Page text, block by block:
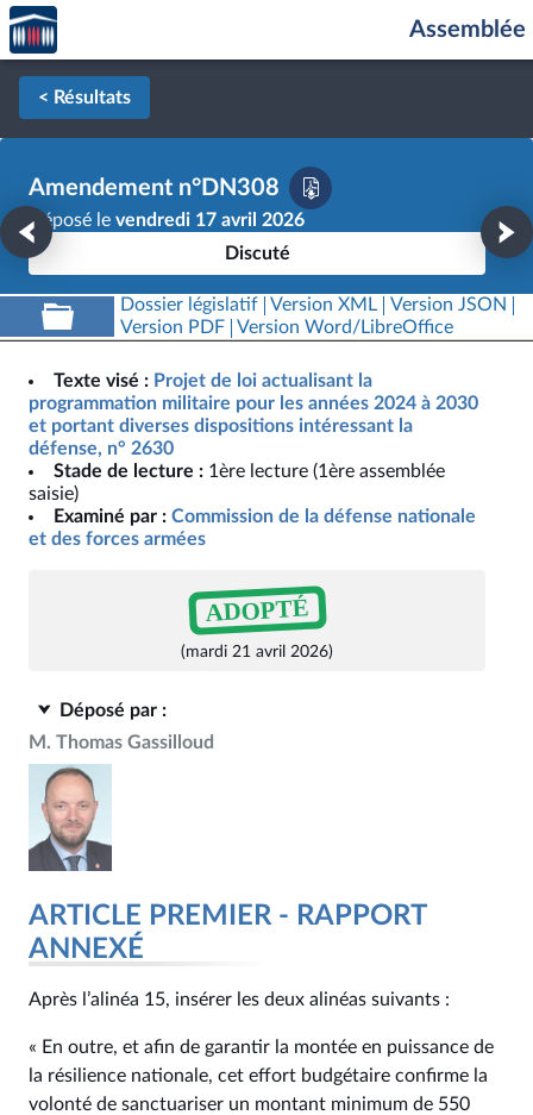
Aller au contenu
Aller en bas de la page
Accèder
à la
page
d'accueil
Assemblée
< Résultats
Amendement n°DN308
Déposé le vendredi 17 avril 2026
Discuté
Dossier législatif Version XML
Version JSON
Version PDF
Version Word/LibreOffice
Texte visé : Projet de loi actualisant la
programmation militaire pour les années 2024 à 2030
et portant diverses dispositions intéressant la
défense, n° 2630
Stade de lecture : 1ère lecture (1ère assemblée
saisie)
Examiné par : Commission de la défense nationale
et des forces armées
ADOPTÉ
(mardi 21 avril 2026)
Déposé par :
M. Thomas Gassilloud
ARTICLE PREMIER - RAPPORT
ANNEXÉ
Après l’alinéa 15, insérer les deux alinéas suivants :
« En outre, et afin de garantir la montée en puissance de
la résilience nationale, cet effort budgétaire confirme la
volonté de sanctuariser un montant minimum de 550